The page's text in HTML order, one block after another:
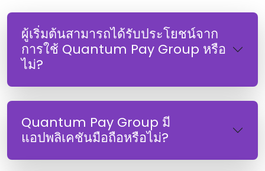
ผู้เริ่มต้นสามารถได้รับประโยชน์จาก
การใช้ Quantum Pay Group หรือ
ไม่?
Quantum Pay Group มี
แอปพลิเคชันมือถือหรือไม่?